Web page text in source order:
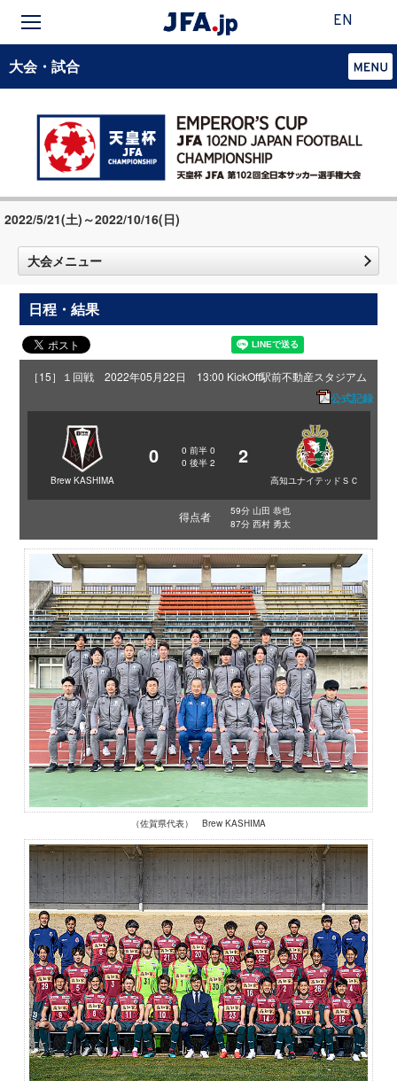
EN
大会・試合
2022/5/21(土)～2022/10/16(日)
大会メニュー
日程・結果
［15］１回戦 2022年05月22日 13:00 KickOff駅前不動産スタジアム
公式記録
Brew KASHIMA
0 0 前半 0
0 後半 2 2
高知ユナイテッドＳＣ
得点者
59分 山田 恭也
87分 西村 勇太
（佐賀県代表） Brew KASHIMA